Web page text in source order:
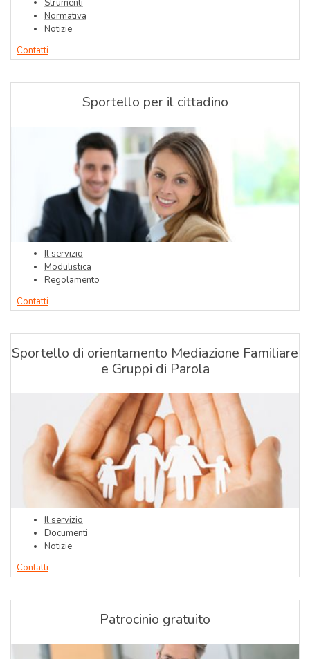
Strumenti
Normativa
Notizie
Contatti
Sportello per il cittadino
Il servizio
Modulistica
Regolamento
Contatti
Sportello di orientamento Mediazione Familiare
e Gruppi di Parola
Il servizio
Documenti
Notizie
Contatti
Patrocinio gratuito